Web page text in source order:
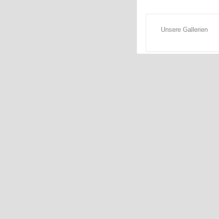
Unsere Gallerien